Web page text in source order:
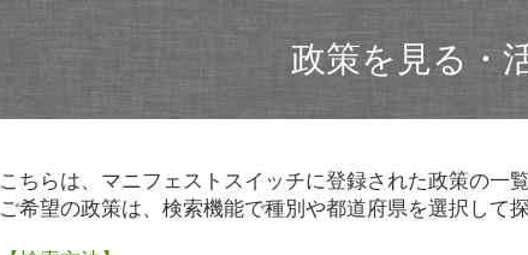
政策を見る・
こちらは、マニフェストスイッチに登録された政策の一覧
ご希望の政策は、検索機能で種別や都道府県を選択して